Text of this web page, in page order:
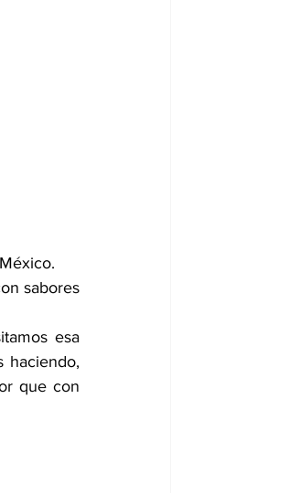
sabores
esa
haciendo,
que con